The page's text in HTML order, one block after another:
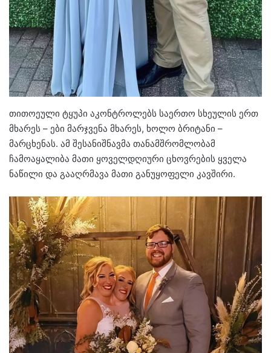
თითოეული ტყუპი აკონტროლებს საერთო სხეულის ერთ
მხარეს – ები მარჯვენა მხარეს, ხოლო ბრიტანი –
მარცხენას. ამ შესანიშნავმა თანამშრომლობამ
ჩამოაყალიბა მათი ყოველდღიური ცხოვრების ყველა
ნაწილი და გააღრმავა მათი განუყოფელი კავშირი.